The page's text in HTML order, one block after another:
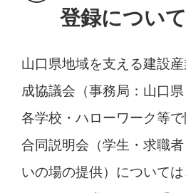
登録について
山口県地域を支える建設
成協議会（事務局：山口
各学校・ハローワーク等
合同説明会（学生・求職
いの場の提供）について